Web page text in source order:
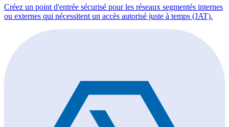
Créez un point d'entrée sécurisé pour les réseaux segmentés internes
ou externes qui nécessitent un accès autorisé juste à temps (JAT).